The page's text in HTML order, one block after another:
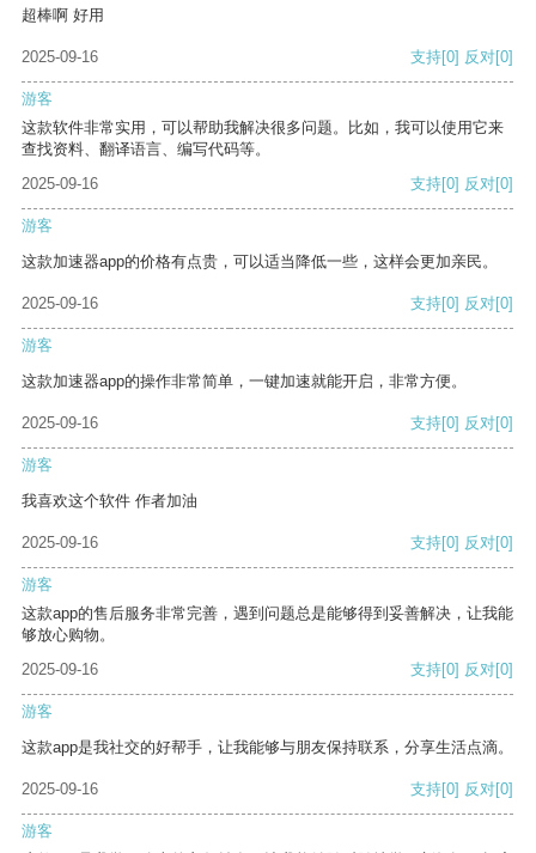
超棒啊 好用
2025-09-16 支持[0] 反对[0]
游客
这款软件非常实用，可以帮助我解决很多问题。比如，我可以使用它来
查找资料、翻译语言、编写代码等。
2025-09-16
支持[0] 反对[0]
游客
这款加速器app的价格有点贵，可以适当降低一些，这样会更加亲民。
2025-09-16 支持[0] 反对[0]
游客
这款加速器app的操作非常简单，一键加速就能开启，非常方便。
2025-09-16 支持[0] 反对[0]
游客
我喜欢这个软件 作者加油
2025-09-16 支持[0] 反对[0]
游客
这款app的售后服务非常完善，遇到问题总是能够得到妥善解决，让我能
够放心购物。
2025-09-16
支持[0] 反对[0]
游客
这款app是我社交的好帮手，让我能够与朋友保持联系，分享生活点滴。
2025-09-16 支持[0] 反对[0]
游客